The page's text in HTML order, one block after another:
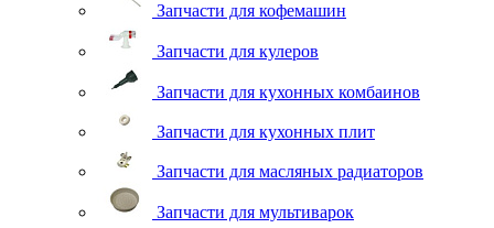
Запчасти для кофемашин
Запчасти для кулеров
Запчасти для кухонных комбаинов
Запчасти для кухонных плит
Запчасти для масляных радиаторов
Запчасти для мультиварок